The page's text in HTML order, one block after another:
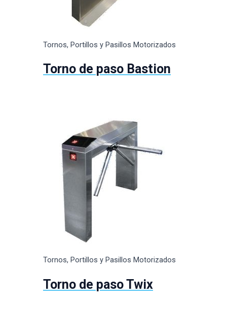
Tornos, Portillos y Pasillos Motorizados
Torno de paso Bastion
Tornos, Portillos y Pasillos Motorizados
Torno de paso Twix